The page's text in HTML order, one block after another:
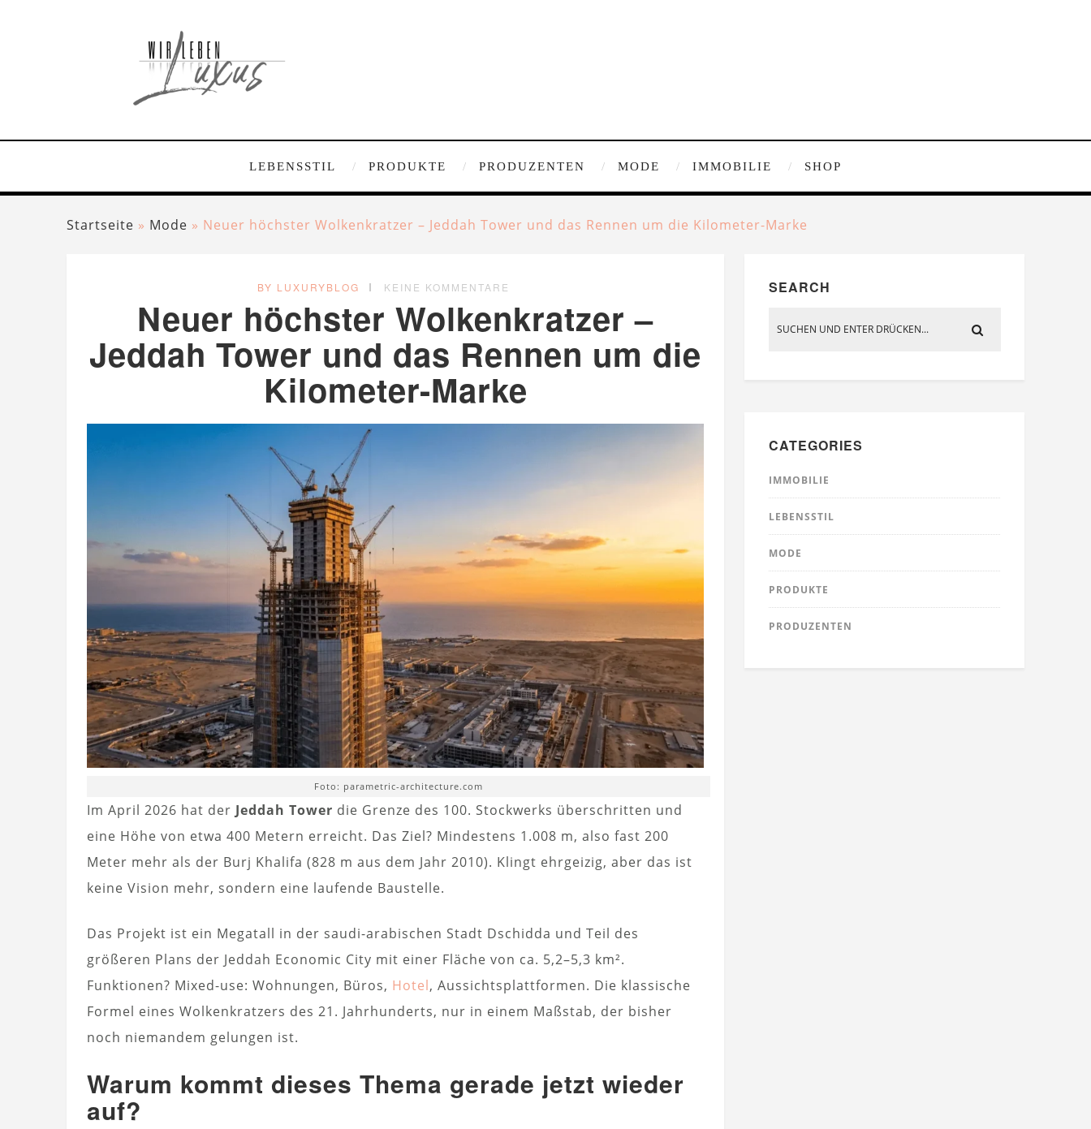
LEBENSSTIL PRODUKTE PRODUZENTEN MODE IMMOBILIE SHOP
Startseite » Mode » Neuer höchster Wolkenkratzer – Jeddah Tower und das Rennen um die Kilometer-Marke
BY LUXURYBLOG KEINE KOMMENTARE
Neuer höchster Wolkenkratzer –
Jeddah Tower und das Rennen um die
Kilometer-Marke
Foto: parametric-architecture.com
Im April 2026 hat der Jeddah Tower die Grenze des 100. Stockwerks überschritten und
eine Höhe von etwa 400 Metern erreicht. Das Ziel? Mindestens 1.008 m, also fast 200
Meter mehr als der Burj Khalifa (828 m aus dem Jahr 2010). Klingt ehrgeizig, aber das ist
keine Vision mehr, sondern eine laufende Baustelle.
Das Projekt ist ein Megatall in der saudi-arabischen Stadt Dschidda und Teil des
größeren Plans der Jeddah Economic City mit einer Fläche von ca. 5,2–5,3 km².
Funktionen? Mixed-use: Wohnungen, Büros, Hotel, Aussichtsplattformen. Die klassische
Formel eines Wolkenkratzers des 21. Jahrhunderts, nur in einem Maßstab, der bisher
noch niemandem gelungen ist.
Warum kommt dieses Thema gerade jetzt wieder
auf?
SEARCH
CATEGORIES
IMMOBILIE
LEBENSSTIL
MODE
PRODUKTE
PRODUZENTEN